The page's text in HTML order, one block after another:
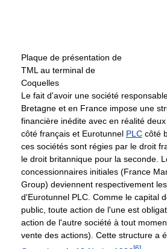
Plaque de présentation de
TML au terminal de
Coquelles
Le fait d'avoir une société
Bretagne et en France impose une
financière inédite avec en réalité
côté français et Eurotunnel PLC côté
ces sociétés sont régies par le droit
le droit britannique pour la seconde.
concessionnaires initiales (France
Group) deviennent respectivement
d'Eurotunnel PLC. Comme le capital
public, toute action de l'une est
action de l'autre société à tout
vente des actions). Cette structure a